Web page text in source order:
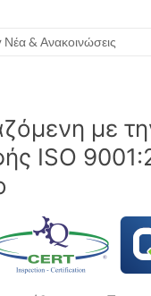
Νέα & Ανακοινώσεις
με
ISO